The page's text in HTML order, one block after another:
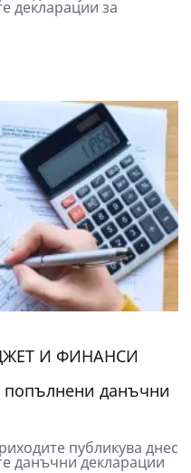
декларации за
И ФИНАНСИ
попълнени данъчни
публикува днес
данъчни декларации